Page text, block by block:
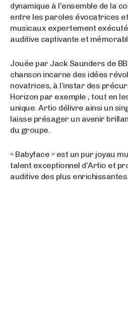
dynamique à l’ensemble de la
entre les paroles évocatrices
musicaux expertement
auditive captivante et
Jouée par Jack Saunders de
chanson incarne des idées
novatrices, à l’instar des
Horizon par exemple , tout en
unique. Artio délivre ainsi un
laisse présager un avenir
du groupe.
« Babyface » est un pur joyau
talent exceptionnel d’Artio et
auditive des plus enrichissantes.